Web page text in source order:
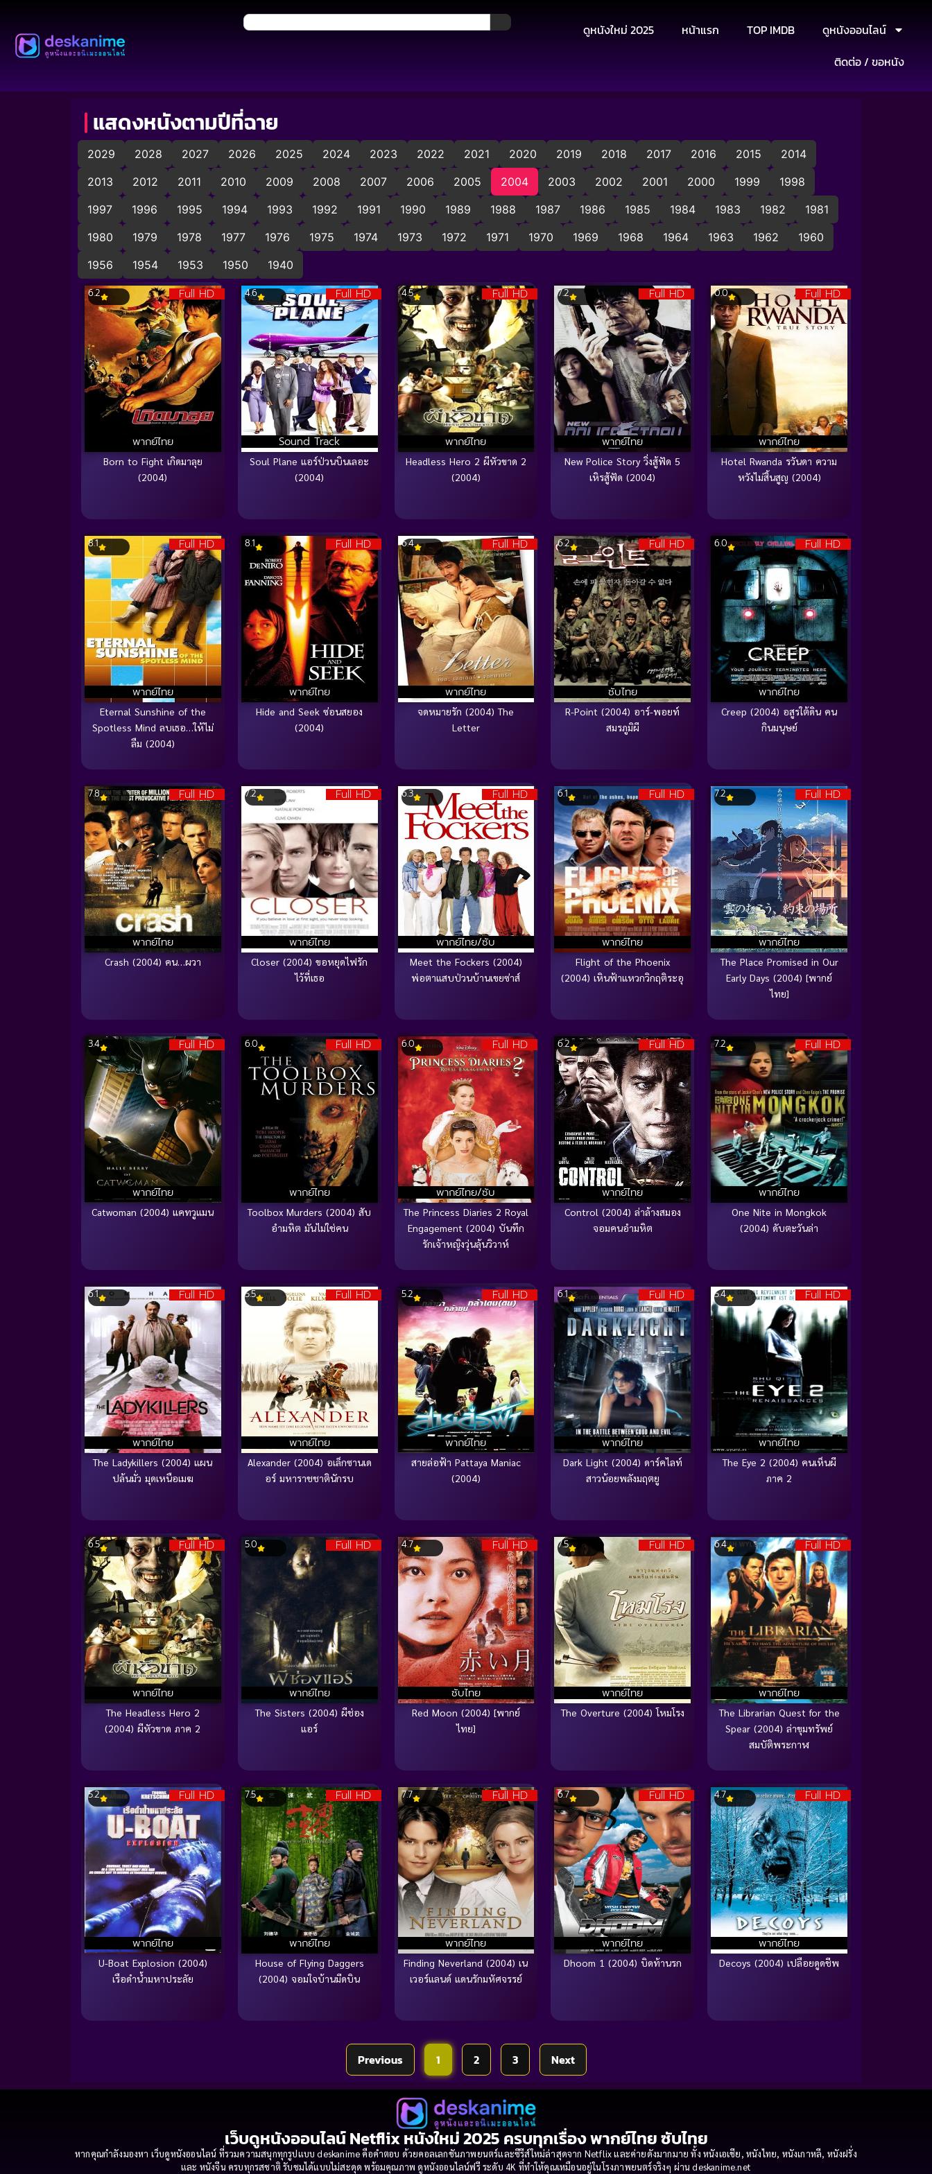
ดูหนังใหม่ 2025 หน้าแรก TOP IMDB
ดูหนังออนไลน์
ติดต่อ / ขอหนัง
แสดงหนังตามปีที่ฉาย
2029 2028 2027 2026 2025 2024 2023 2022 2021 2020 2019 2018 2017 2016 2015
2014
2013
2012 2011 2010 2009 2008 2007 2006 2005 2004 2003 2002 2001 2000 1999
1998
1997
1996 1995 1994 1993 1992 1991 1990 1989 1988 1987 1986 1985 1984 1983 1982
1981
1980
1979 1978 1977 1976 1975 1974 1973 1972 1971 1970 1969 1968 1964 1963 1962
1960
1956
1954 1953 1950 1940
Full HD
พากย์ไทย
6.2
Born to Fight เกิดมาลุย
(2004)
Full HD
Sound Track
4.6
Soul Plane แอร์ป่วนบินเลอะ
(2004)
Full HD
พากย์ไทย
4.5
Headless Hero 2 ผีหัวขาด 2
(2004)
Full HD
พากย์ไทย
7.2
New Police Story วิ่งสู้ฟัด 5
เหิรสู้ฟัด (2004)
Full HD
พากย์ไทย
0.0
Hotel Rwanda รวันดา ความ
หวังไม่สิ้นสูญ (2004)
Full HD
พากย์ไทย
8.1
Eternal Sunshine of the
Spotless Mind ลบเธอ…ให้ไม่
ลืม (2004)
Full HD
พากย์ไทย
8.1
Hide and Seek ซ่อนสยอง
(2004)
Full HD
พากย์ไทย
6.4
จดหมายรัก (2004) The
Letter
Full HD
ซับไทย
6.2
R-Point (2004) อาร์-พอยท์
สมรภูมิผี
Full HD
พากย์ไทย
6.0
Creep (2004) อสูรใต้ดิน คน
กินมนุษย์
Full HD
พากย์ไทย
7.8
Crash (2004) คน…ผวา
Full HD
พากย์ไทย
7.2
Closer (2004) ขอหยุดไฟรัก
ไว้ที่เธอ
Full HD
พากย์ไทย/ซับ
6.3
Meet the Fockers (2004)
พ่อตาแสบป่วนบ้านเขยซ่าส์
Full HD
พากย์ไทย
6.1
Flight of the Phoenix
(2004) เหินฟ้าแหวกวิกฤติระอุ
Full HD
พากย์ไทย
7.2
The Place Promised in Our
Early Days (2004) [พากย์
ไทย]
Full HD
พากย์ไทย
3.4
Catwoman (2004) แคทวูแมน
Full HD
พากย์ไทย
6.0
Toolbox Murders (2004) สับ
อำมหิต มันไม่ใช่คน
Full HD
พากย์ไทย/ซับ
6.0
The Princess Diaries 2 Royal
Engagement (2004) บันทึก
รักเจ้าหญิงวุ่นลุ้นวิวาห์
Full HD
พากย์ไทย
6.2
Control (2004) ล่าล้างสมอง
จอมคนอำมหิต
Full HD
พากย์ไทย
7.2
One Nite in Mongkok
(2004) ดับตะวันล่า
Full HD
พากย์ไทย
6.1
The Ladykillers (2004) แผน
ปล้นมั่ว มุดเหนือเมฆ
Full HD
พากย์ไทย
5.5
Alexander (2004) อเล็กซานเด
อร์ มหาราชชาตินักรบ
Full HD
พากย์ไทย
5.2
สายล่อฟ้า Pattaya Maniac
(2004)
Full HD
พากย์ไทย
6.1
Dark Light (2004) ดาร์คไลท์
สาวน้อยพลังมฤตยู
Full HD
พากย์ไทย
5.4
The Eye 2 (2004) คนเห็นผี
ภาค 2
Full HD
พากย์ไทย
6.5
The Headless Hero 2
(2004) ผีหัวขาด ภาค 2
Full HD
พากย์ไทย
5.0
The Sisters (2004) ผีช่อง
แอร์
Full HD
ซับไทย
4.7
Red Moon (2004) [พากย์
ไทย]
Full HD
พากย์ไทย
7.5
The Overture (2004) โหมโรง
Full HD
พากย์ไทย
6.4
The Librarian Quest for the
Spear (2004) ล่าขุมทรัพย์
สมบัติพระกาฬ
Full HD
พากย์ไทย
5.2
U-Boat Explosion (2004)
เรือดำน้ำมหาประลัย
Full HD
พากย์ไทย
7.5
House of Flying Daggers
(2004) จอมใจบ้านมีดบิน
Full HD
พากย์ไทย
7.7
Finding Neverland (2004) เน
เวอร์แลนด์ แดนรักมหัศจรรย์
Full HD
พากย์ไทย
6.7
Dhoom 1 (2004) บิดท้านรก
Full HD
พากย์ไทย
4.7
Decoys (2004) เปลือยดูดชีพ
Previous 1 2 3 Next
เว็บดูหนังออนไลน์ Netflix หนังใหม่ 2025 ครบทุกเรื่อง พากย์ไทย ซับไทย
หากคุณกำลังมองหา เว็บดูหนังออนไลน์ ที่รวมความสนุกทุกรูปแบบ deskanime คือคำตอบ ด้วยคอลเลกชันภาพยนตร์และซีรีส์ใหม่ล่าสุดจาก Netflix และค่ายดังมากมาย ทั้ง หนังเอเชีย, หนังไทย, หนังเกาหลี, หนังฝรั่ง
และ หนังจีน ครบทุกรสชาติ รับชมได้แบบไม่สะดุด พร้อมคุณภาพ ดูหนังออนไลน์ฟรี ระดับ 4K ที่ทำให้คุณเหมือนอยู่ในโรงภาพยนตร์จริงๆ ผ่าน deskanime.net